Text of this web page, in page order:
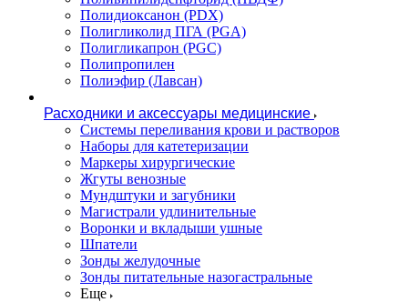
Полидиоксанон (PDX)
Полигликолид ПГА (PGA)
Полигликапрон (PGC)
Полипропилен
Полиэфир (Лавсан)
Расходники и аксессуары медицинские
Системы переливания крови и растворов
Наборы для катетеризации
Маркеры хирургические
Жгуты венозные
Мундштуки и загубники
Магистрали удлинительные
Воронки и вкладыши ушные
Шпатели
Зонды желудочные
Зонды питательные назогастральные
Еще